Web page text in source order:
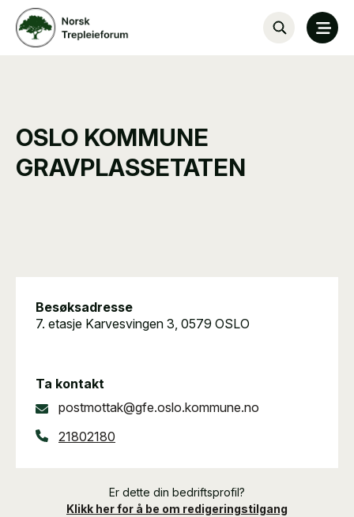
OSLO KOMMUNE
GRAVPLASSETATEN
Besøksadresse
7. etasje Karvesvingen 3, 0579 OSLO
Ta kontakt
postmottak@gfe.oslo.kommune.no
21802180
Er dette din bedriftsprofil?
Klikk her for å be om redigeringstilgang